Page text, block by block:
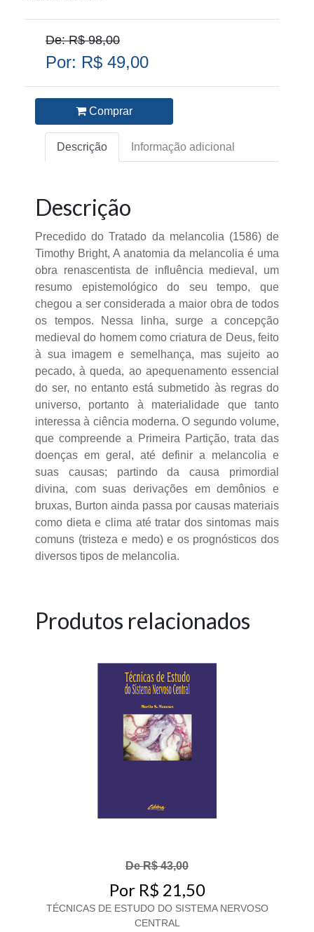
De: R$ 98,00
Por: R$ 49,00
Comprar
Descrição Informação adicional
Descrição
Precedido do Tratado da melancolia (1586) de
Timothy Bright, A anatomia da melancolia é uma
obra renascentista de influência medieval, um
resumo epistemológico do seu tempo, que
chegou a ser considerada a maior obra de todos
os tempos. Nessa linha, surge a concepção
medieval do homem como criatura de Deus, feito
à sua imagem e semelhança, mas sujeito ao
pecado, à queda, ao apequenamento essencial
do ser, no entanto está submetido às regras do
universo, portanto à materialidade que tanto
interessa à ciência moderna. O segundo volume,
que compreende a Primeira Partição, trata das
doenças em geral, até definir a melancolia e
suas causas; partindo da causa primordial
divina, com suas derivações em demônios e
bruxas, Burton ainda passa por causas materiais
como dieta e clima até tratar dos sintomas mais
comuns (tristeza e medo) e os prognósticos dos
diversos tipos de melancolia.
Produtos relacionados
De R$ 43,00
Por R$ 21,50
TÉCNICAS DE ESTUDO DO SISTEMA NERVOSO
CENTRAL